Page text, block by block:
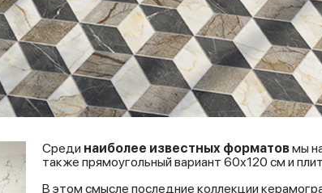
Среди наиболее известных форматовмы
также прямоугольный вариант 60x120 см и
В этом смысле последние коллекции